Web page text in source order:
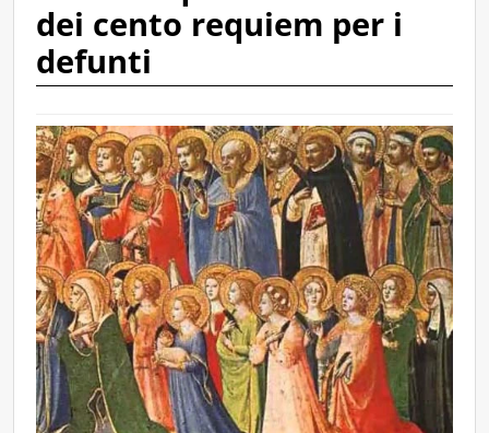
dei cento requiem per i
defunti